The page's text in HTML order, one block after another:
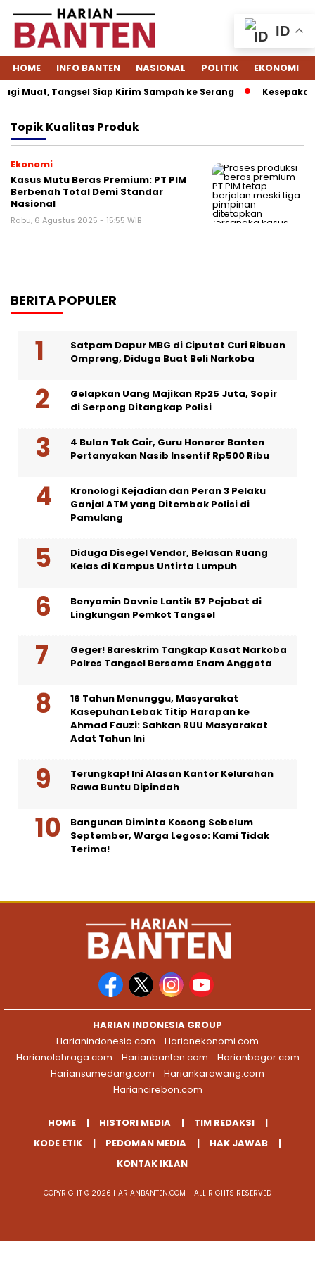
HOME INFO BANTEN NASIONAL POLITIK EKONOMI
Muat, Tangsel Siap Kirim Sampah ke Serang
TopikKualitas Produk
Ekonomi
Kasus Mutu Beras Premium: PT PIM
Berbenah Total Demi Standar
Nasional
Rabu, 6 Agustus 2025 - 15:55 WIB
BERITA POPULER
Satpam Dapur MBG di Ciputat Curi Ribuan
Ompreng, Diduga Buat Beli Narkoba
Gelapkan Uang Majikan Rp25 Juta, Sopir
di Serpong Ditangkap Polisi
4 Bulan Tak Cair, Guru Honorer Banten
Pertanyakan Nasib Insentif Rp500 Ribu
Kronologi Kejadian dan Peran 3 Pelaku
Ganjal ATM yang Ditembak Polisi di
Pamulang
Diduga Disegel Vendor, Belasan Ruang
Kelas di Kampus Untirta Lumpuh
Benyamin Davnie Lantik 57 Pejabat di
Lingkungan Pemkot Tangsel
Geger! Bareskrim Tangkap Kasat Narkoba
Polres Tangsel Bersama Enam Anggota
16 Tahun Menunggu, Masyarakat
Kasepuhan Lebak Titip Harapan ke
Ahmad Fauzi: Sahkan RUU Masyarakat
Adat Tahun Ini
Terungkap! Ini Alasan Kantor Kelurahan
Rawa Buntu Dipindah
Bangunan Diminta Kosong Sebelum
September, Warga Legoso: Kami Tidak
Terima!
ID
HARIAN INDONESIA GROUP
Harianindonesia.com
Harianekonomi.com
Harianolahraga.com
Harianbanten.com
Harianbogor.com
Hariansumedang.com
Hariankarawang.com
Hariancirebon.com
HOME HISTORI MEDIA
TIM REDAKSI
KODE ETIK
PEDOMAN MEDIA
HAK JAWAB
KONTAK IKLAN
COPYRIGHT © 2026 HARIANBANTEN.COM - ALL RIGHTS RESERVED